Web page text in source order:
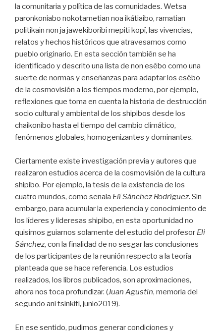
la comunitaria y política de las comunidades. Wetsa
paronkoniabo nokotametian noa ikátiaibo, ramatian
politikain non ja jawekiboribi mepiti kopí, las vivencias,
relatos y hechos históricos que atravesamos como
pueblo originario. En esta sección también se ha
identificado y descrito una lista de non esébo como una
suerte de normas y enseñanzas para adaptar los esébo
de la cosmovisión a los tiempos moderno, por ejemplo,
reflexiones que toma en cuenta la historia de destrucción
socio cultural y ambiental de los shipibos desde los
chaikonibo hasta el tiempo del cambio climático,
fenómenos globales, homogenizantes y dominantes.
Ciertamente existe investigación previa y autores que
realizaron estudios acerca de la cosmovisión de la cultura
shipibo. Por ejemplo, la tesis de la existencia de los
cuatro mundos, como señala Elí Sánchez Rodríguez. Sin
embargo, para acumular la experiencia y conocimiento de
los líderes y lideresas shipibo, en esta oportunidad no
quisimos guiarnos solamente del estudio del profesor Eli
Sánchez, con la finalidad de no sesgar las conclusiones
de los participantes de la reunión respecto a la teoría
planteada que se hace referencia. Los estudios
realizados, los libros publicados, son aproximaciones,
ahora nos toca profundizar. (Juan Agustin, memoria del
segundo ani tsinkiti, junio2019).
En ese sentido, pudimos generar condiciones y